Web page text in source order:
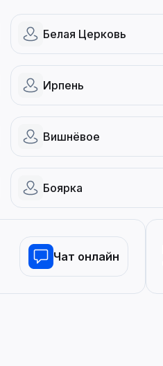
Белая Церковь
Ирпень
Вишнёвое
Боярка
Чат онлайн